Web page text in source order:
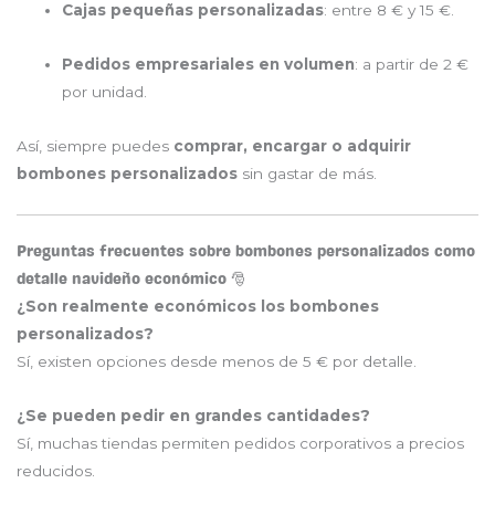
Cajas pequeñas personalizadas: entre 8 € y 15 €.
Pedidos empresariales en volumen: a partir de 2 €
por unidad.
Así, siempre puedes comprar, encargar o adquirir
bombones personalizados sin gastar de más.
Preguntas frecuentes sobre bombones personalizados como
detalle navideño económico 🎅
¿Son realmente económicos los bombones
personalizados?
Sí, existen opciones desde menos de 5 € por detalle.
¿Se pueden pedir en grandes cantidades?
Sí, muchas tiendas permiten pedidos corporativos a precios
reducidos.